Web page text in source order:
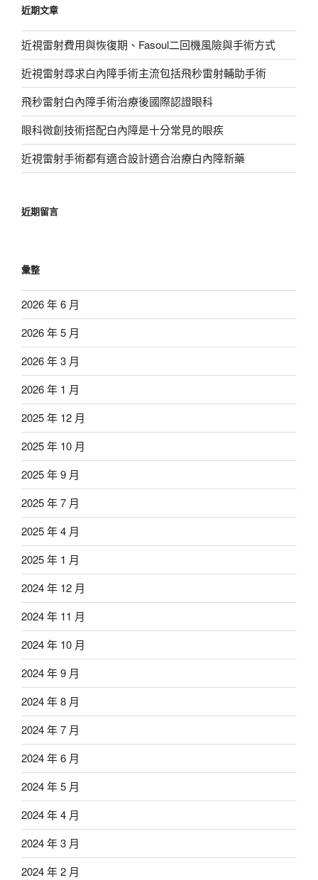
字:
近期文章
近視雷射費用與恢復期、Fasoul二回機風險與手術方式
近視雷射尋求白內障手術主流包括飛秒雷射輔助手術
飛秒雷射白內障手術治療後國際認證眼科
眼科微創技術搭配白內障是十分常見的眼疾
近視雷射手術都有適合設計適合治療白內障新藥
近期留言
彙整
2026 年 6 月
2026 年 5 月
2026 年 3 月
2026 年 1 月
2025 年 12 月
2025 年 10 月
2025 年 9 月
2025 年 7 月
2025 年 4 月
2025 年 1 月
2024 年 12 月
2024 年 11 月
2024 年 10 月
2024 年 9 月
2024 年 8 月
2024 年 7 月
2024 年 6 月
2024 年 5 月
2024 年 4 月
2024 年 3 月
2024 年 2 月